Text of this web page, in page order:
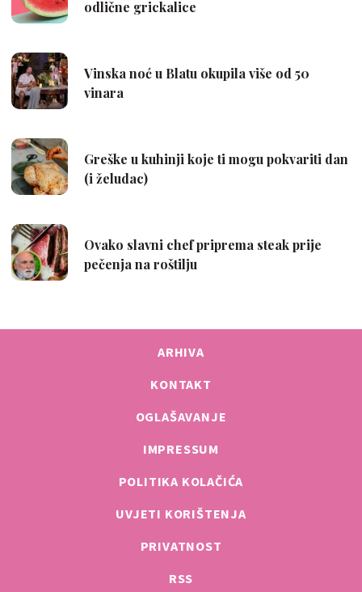
ARHIVA
KONTAKT
OGLAŠAVANJE
IMPRESSUM
POLITIKA KOLAČIĆA
UVJETI KORIŠTENJA
PRIVATNOST
RSS